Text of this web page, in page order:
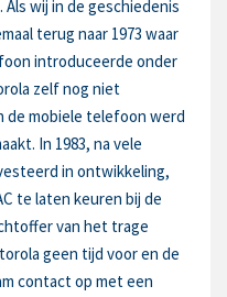
wij in de geschiedenis
terug naar 1973 waar
introduceerde onder
zelf nog niet
de mobiele telefoon werd
In 1983, na vele
in ontwikkeling,
te laten keuren bij de
van het trage
geen tijd voor en de
contact op met een